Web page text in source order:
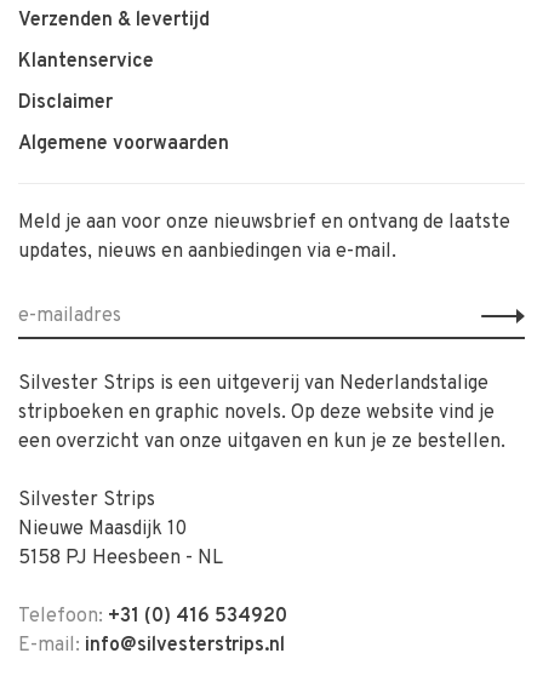
Verzenden & levertijd
Klantenservice
Disclaimer
Algemene voorwaarden
Meld je aan voor onze nieuwsbrief en ontvang de laatste
updates, nieuws en aanbiedingen via e-mail.
Silvester Strips is een uitgeverij van Nederlandstalige
stripboeken en graphic novels. Op deze website vind je
een overzicht van onze uitgaven en kun je ze bestellen.
Silvester Strips
Nieuwe Maasdijk 10
5158 PJ Heesbeen - NL
Telefoon: +31 (0) 416 534920
E-mail: info@silvesterstrips.nl